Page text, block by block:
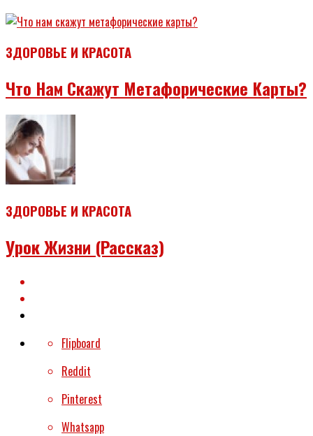
ЗДОРОВЬЕ И КРАСОТА
Что Нам Скажут Метафорические Карты?
ЗДОРОВЬЕ И КРАСОТА
Урок Жизни (рассказ)
Flipboard
Reddit
Pinterest
Whatsapp